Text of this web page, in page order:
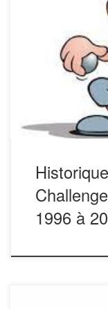
Historique des
TOULOUSE 1996
81) TOULOUSE
(Valréas 84)
(L’Argentière 05)
SOLANA.
2000 Laurent
1996 à